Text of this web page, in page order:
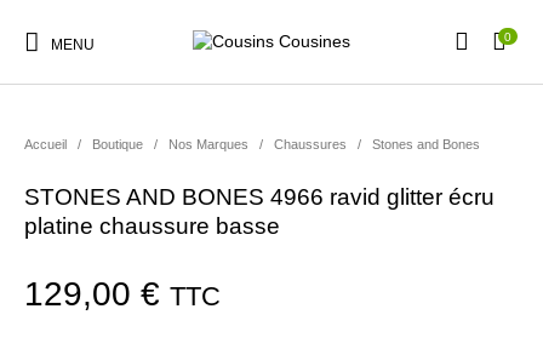
MENU 0
Nouveautés Promotions
Accueil / Boutique / Nos Marques / Chaussures / Stones and Bones
STONES AND BONES 4966 ravid glitter écru
platine chaussure basse
129,00€ TTC